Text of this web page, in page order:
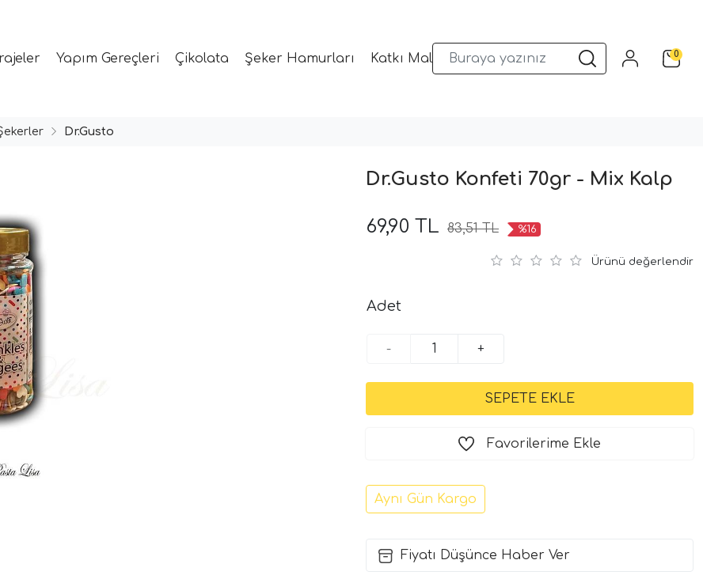
Yapım Gereçleri Çikolata Şeker Hamurları Katkı Malzemeleri Sunum Gereçleri Kalıplar0
Dr.Gusto
Dr.Gusto Konfeti 70gr - Mix Kalp
69,90 TL 83,51 TL %16
Ürünü değerlendir
Adet
- +
Favorilerime Ekle
Aynı Gün Kargo
Fiyatı Düşünce Haber Ver